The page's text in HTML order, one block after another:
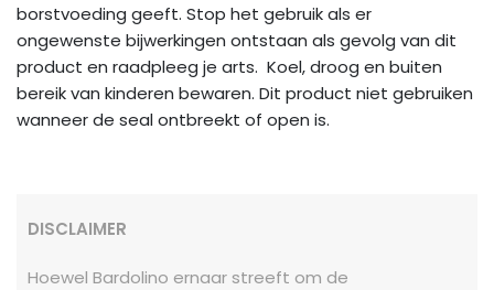
borstvoeding geeft. Stop het gebruik als er
ongewenste bijwerkingen ontstaan als gevolg van dit
product en raadpleeg je arts. Koel, droog en buiten
bereik van kinderen bewaren. Dit product niet gebruiken
wanneer de seal ontbreekt of open is.
DISCLAIMER
Hoewel Bardolino ernaar streeft om de